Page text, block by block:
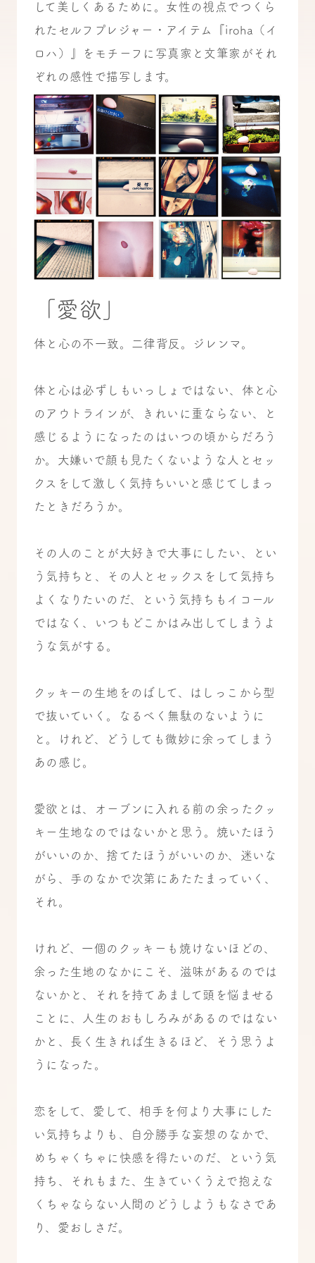
して美しくあるために。女性の視点でつくら
れたセルフプレジャー・アイテム『iroha（イ
ロハ）』をモチーフに写真家と文筆家がそれ
ぞれの感性で描写します。
「愛欲」
体と心の不一致。二律背反。ジレンマ。
体と心は必ずしもいっしょではない、体と心
のアウトラインが、きれいに重ならない、と
感じるようになったのはいつの頃からだろう
か。大嫌いで顔も見たくないような人とセッ
クスをして激しく気持ちいいと感じてしまっ
たときだろうか。
その人のことが大好きで大事にしたい、とい
う気持ちと、その人とセックスをして気持ち
よくなりたいのだ、という気持ちもイコール
ではなく、いつもどこかはみ出してしまうよ
うな気がする。
クッキーの生地をのばして、はしっこから型
で抜いていく。なるべく無駄のないように
と。けれど、どうしても微妙に余ってしまう
あの感じ。
愛欲とは、オーブンに入れる前の余ったクッ
キー生地なのではないかと思う。焼いたほう
がいいのか、捨てたほうがいいのか、迷いな
がら、手のなかで次第にあたたまっていく、
それ。
けれど、一個のクッキーも焼けないほどの、
余った生地のなかにこそ、滋味があるのでは
ないかと、それを持てあまして頭を悩ませる
ことに、人生のおもしろみがあるのではない
かと、長く生きれば生きるほど、そう思うよ
うになった。
恋をして、愛して、相手を何より大事にした
い気持ちよりも、自分勝手な妄想のなかで、
めちゃくちゃに快感を得たいのだ、という気
持ち、それもまた、生きていくうえで抱えな
くちゃならない人間のどうしようもなさであ
り、愛おしさだ。